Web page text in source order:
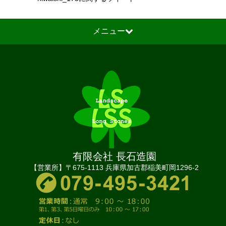
メニュー
有限会社 長石造園
【営業所】〒675-1113 兵庫県加古郡稲美町岡1296-2